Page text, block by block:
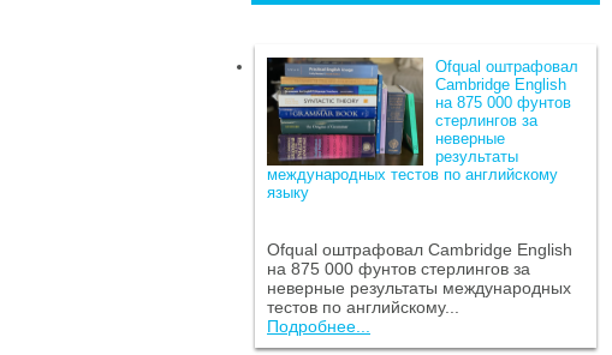
Ofqual оштрафовал
Cambridge English
на 875 000 фунтов
стерлингов за
неверные
результаты
международных тестов по английскому
языку
Ofqual оштрафовал Cambridge English
на 875 000 фунтов стерлингов за
неверные результаты международных
тестов по английскому...
Подробнее...